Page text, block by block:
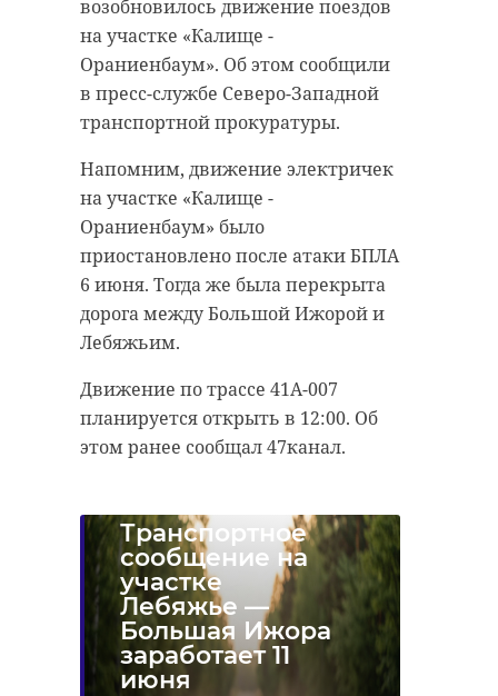
возобновилось движение поездов
на участке «Калище -
Ораниенбаум». Об этом сообщили
в пресс-службе Северо-Западной
транспортной прокуратуры.
Напомним, движение электричек
на участке «Калище -
Ораниенбаум» было
приостановлено после атаки БПЛА
6 июня. Тогда же была перекрыта
дорога между Большой Ижорой и
Лебяжьим.
Движение по трассе 41А-007
планируется открыть в 12:00. Об
этом ранее сообщал 47канал.
Транспортное
сообщение на
участке
Лебяжье —
Большая Ижора
заработает 11
июня